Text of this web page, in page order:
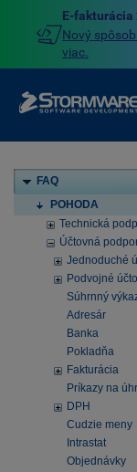
E-fakturácia
Nový
viac.
FAQ
POHODA
Technická
Účtovná
Jednoduché
Podvojné
Súhrnný
Adresár
Banka
Pokladňa
Fakturácia
Príkazy na
DPH
Cudzie meny
Intrastat
Objednávky